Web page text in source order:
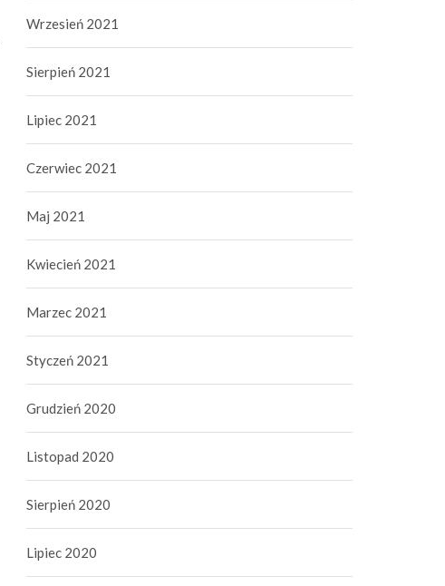
Wrzesień 2021
Sierpień 2021
Lipiec 2021
Czerwiec 2021
Maj 2021
Kwiecień 2021
Marzec 2021
Styczeń 2021
Grudzień 2020
Listopad 2020
Sierpień 2020
Lipiec 2020